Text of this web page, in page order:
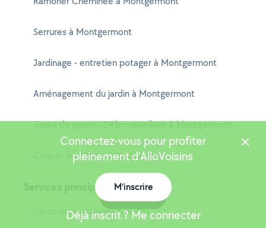
Serrures à Montgermont
Jardinage - entretien potager à Montgermont
Aménagement du jardin à Montgermont
Tonte de gazon - Débroussaillage à Montgermont
Couper les arbres à Montgermont
Services principaux
Un soutien scolaire en maths
Connectez-vous pour profiter
pleinement d'AlloVoisins
M'inscrire
Déjà inscrit ? Me connecter